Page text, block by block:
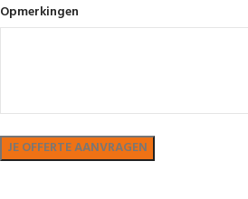
Opmerkingen